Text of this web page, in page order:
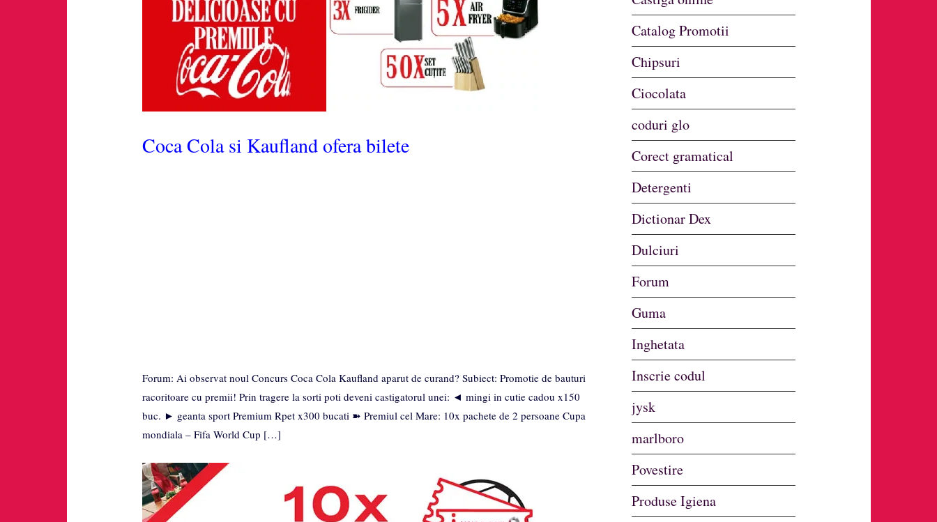
Coca Cola si Kaufland ofera bilete
Forum: Ai observat noul Concurs Coca Cola Kaufland aparut de curand? Subiect: Promotie de bauturi
racoritoare cu premii! Prin tragere la sorti poti deveni castigatorul unei: ◄ mingi in cutie cadou x150
buc. ► geanta sport Premium Rpet x300 bucati ➽ Premiul cel Mare: 10x pachete de 2 persoane Cupa
mondiala – Fifa World Cup […]
Catalog Promotii
Chipsuri
Ciocolata
coduri glo
Corect gramatical
Detergenti
Dictionar Dex
Dulciuri
Forum
Guma
Inghetata
Inscrie codul
jysk
marlboro
Povestire
Produse Igiena